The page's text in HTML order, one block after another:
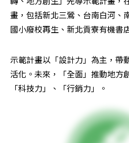
畫，包括新北三鶯、台南白河、
國小廢校再生、新北貢寮有機書
示範計畫以「設計力」為主，帶
活化。未來，「全面」推動地方
「科技力」、「行銷力」。